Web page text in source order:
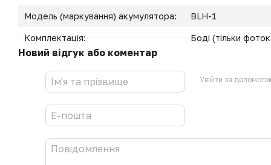
Модель (маркування) акумулятора: BLH-1
Комплектація: Боді (тільки
Новий відгук або коментар
Увійти за